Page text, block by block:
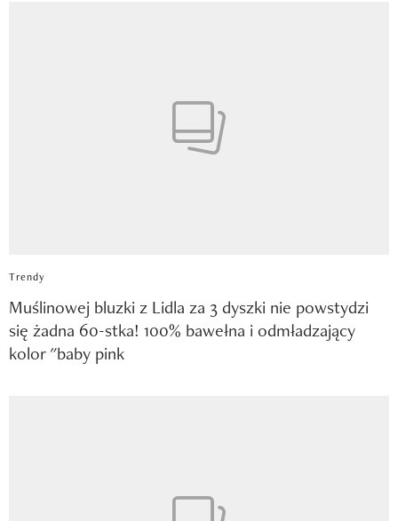
Trendy
Muślinowej bluzki z Lidla za 3 dyszki nie powstydzi
się żadna 60-stka! 100% bawełna i odmładzający
kolor "baby pink